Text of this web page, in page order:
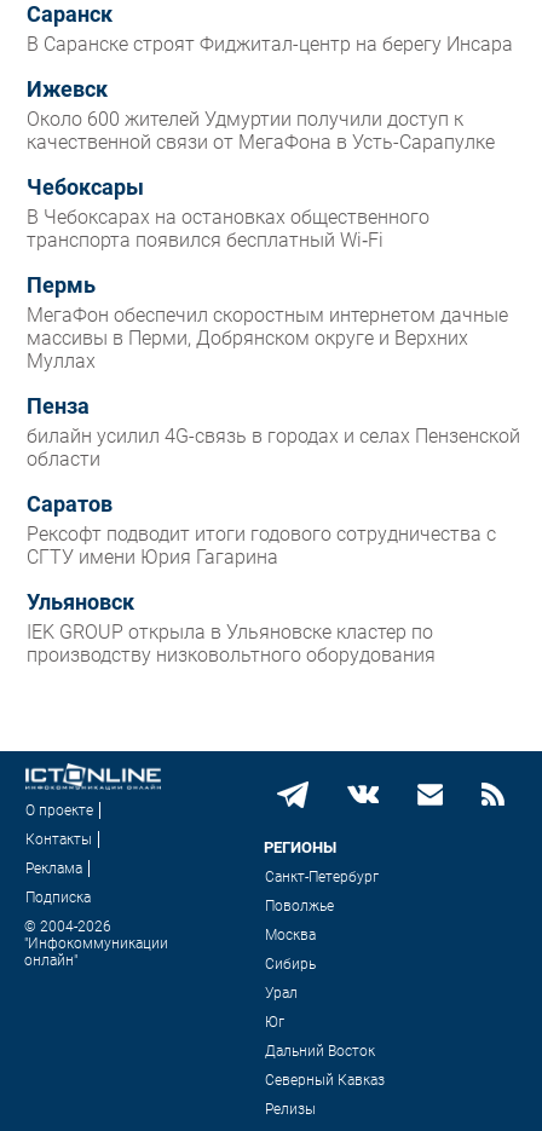
Саранск
В Саранске строят Фиджитал-центр на берегу Инсара
Ижевск
Около 600 жителей Удмуртии получили доступ к
качественной связи от МегаФона в Усть-Сарапулке
Чебоксары
В Чебоксарах на остановках общественного
транспорта появился бесплатный Wi‑Fi
Пермь
МегаФон обеспечил скоростным интернетом дачные
массивы в Перми, Добрянском округе и Верхних
Муллах
Пенза
билайн усилил 4G-связь в городах и селах Пензенской
области
Саратов
Рексофт подводит итоги годового сотрудничества с
СГТУ имени Юрия Гагарина
Ульяновск
IEK GROUP открыла в Ульяновске кластер по
производству низковольтного оборудования
О проекте
Контакты
Реклама
Подписка
© 2004-2026
"Инфокоммуникации
онлайн"
РЕГИОНЫ
Санкт-Петербург
Поволжье
Москва
Сибирь
Урал
Юг
Дальний Восток
Северный Кавказ
Релизы